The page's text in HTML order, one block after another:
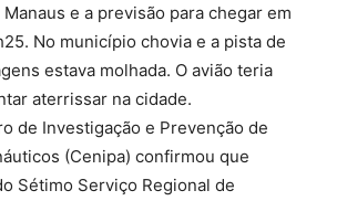
Manaus e a previsão para chegar em
No município chovia e a pista de
estava molhada. O avião teria
aterrissar na cidade.
de Investigação e Prevenção de
(Cenipa) confirmou que
Sétimo Serviço Regional de